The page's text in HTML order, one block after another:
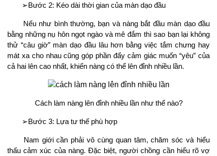
➢Bước 2: Kéo dài thời gian của màn dạo đầu
Nếu như bình thường, bạn và nàng bắt đầu màn dạo đầu
bằng những nụ hôn ngọt ngào và mê đắm thì sao bạn lại không
thử “câu giờ” màn dạo đầu lâu hơn bằng việc tắm chưng hay
mát xa cho nhau cũng góp phần đẩy cảm giác muốn “yêu” của
cả hai lên cao nhất, khiến nàng có thể lên đỉnh nhiều lần.
Cách làm nàng lên đỉnh nhiều lần như thế nào?
➢Bước 3: Lựa tư thế phù hợp
Nam giới cần phải vô cùng quan tâm, chăm sóc và hiểu
thấu cảm xúc của nàng. Đặc biệt, người chồng cần hiểu rõ vợ